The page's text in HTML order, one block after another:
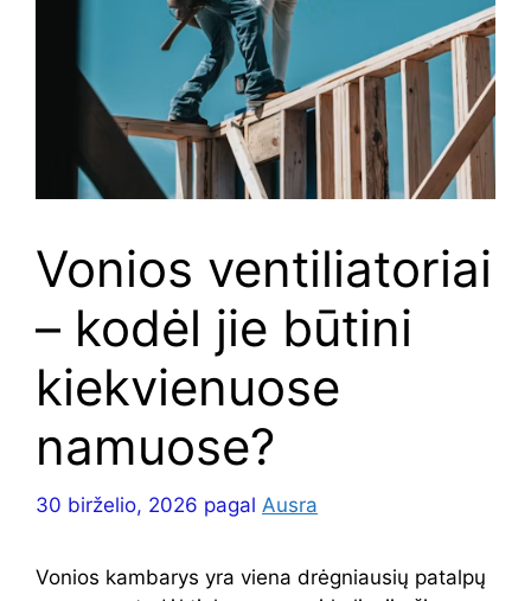
Vonios ventiliatoriai
– kodėl jie būtini
kiekvienuose
namuose?
30 birželio, 2026 pagal Ausra
Vonios kambarys yra viena drėgniausių patalpų